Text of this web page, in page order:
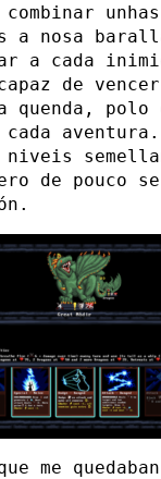
combinar
a nosa
a cada
de
quenda,
aventura.
niveis
de pouco
me